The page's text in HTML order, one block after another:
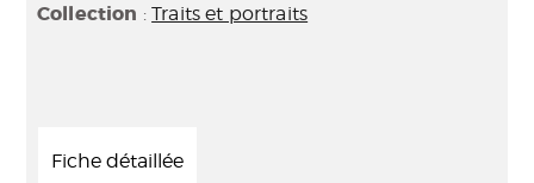
Collection :Traits et portraits
Fiche détaillée